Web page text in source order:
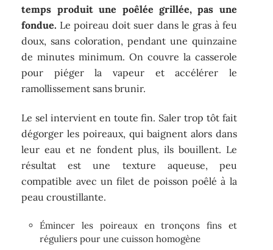
temps produit une poêlée grillée, pas une
fondue. Le poireau doit suer dans le gras à feu
doux, sans coloration, pendant une quinzaine
de minutes minimum. On couvre la casserole
pour piéger la vapeur et accélérer le
ramollissement sans brunir.
Le sel intervient en toute fin. Saler trop tôt fait
dégorger les poireaux, qui baignent alors dans
leur eau et ne fondent plus, ils bouillent. Le
résultat est une texture aqueuse, peu
compatible avec un filet de poisson poêlé à la
peau croustillante.
Émincer les poireaux en tronçons fins et
réguliers pour une cuisson homogène